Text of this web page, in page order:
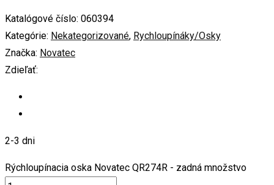
Katalógové číslo: 060394
Kategórie: Nekategorizované, Rychloupínáky/Osky
Značka: Novatec
Zdieľať:
2-3 dni
Rýchloupínacia oska Novatec QR274R - zadná množstvo